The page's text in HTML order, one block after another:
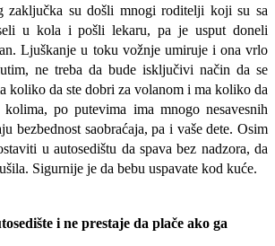
zaključka su došli mnogi roditelji koji su sa
u kola i pošli lekaru, pa je usput doneli
Ljuškanje u toku vožnje umiruje i ona vrlo
ne treba da bude isključivi način da se
koliko da ste dobri za volanom i ma koliko da
po putevima ima mnogo nesavesnih
bezbednost saobraćaja, pa i vaše dete. Osim
u autosedištu da spava bez nadzora, da
Sigurnije je da bebu uspavate kod kuće.
i ne prestaje da plače ako ga